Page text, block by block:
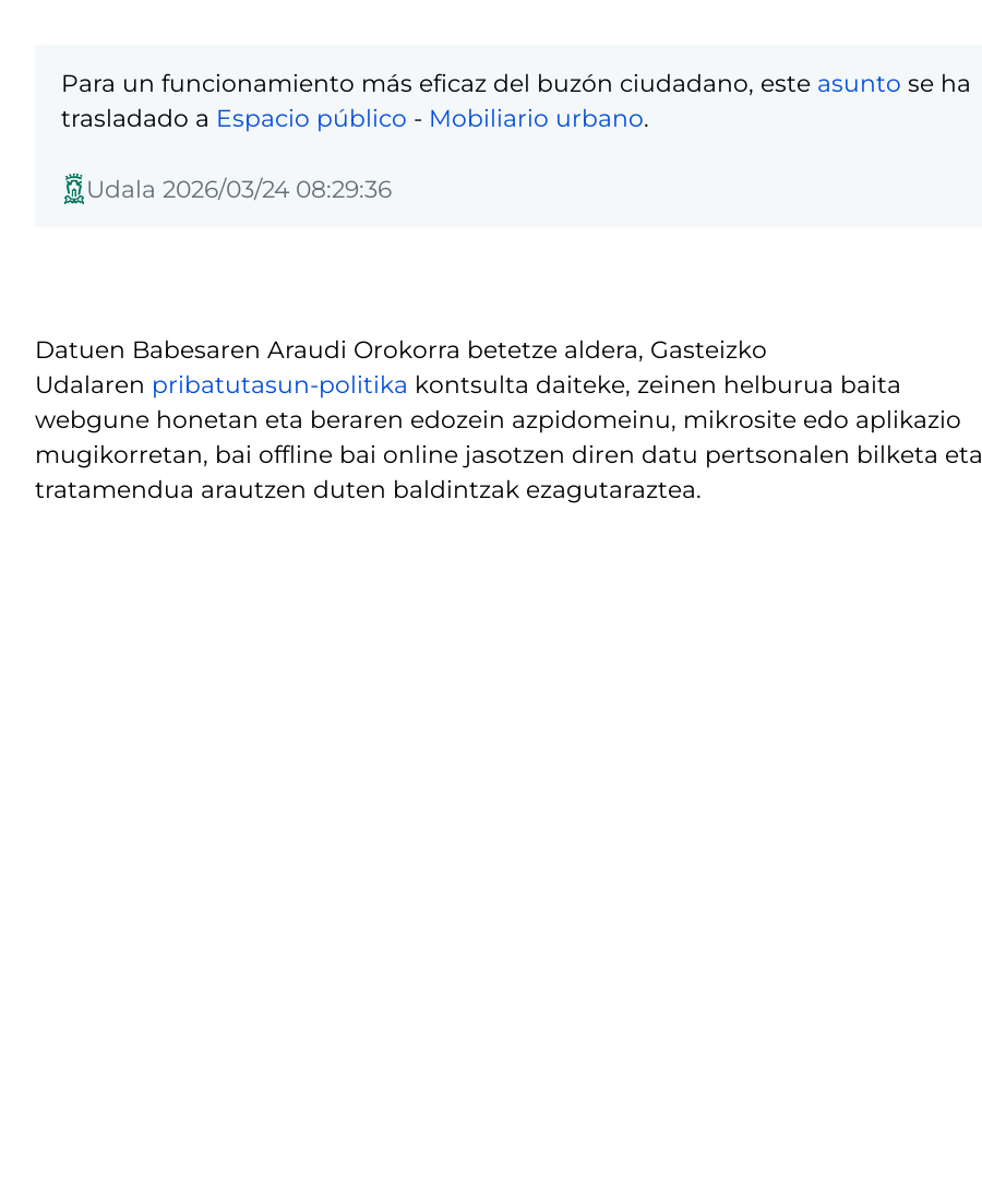
Para un funcionamiento más eficaz del buzón ciudadano, este asunto se ha
trasladado a Espacio público - Mobiliario urbano.
Udala 2026/03/24 08:29:36
Datuen Babesaren Araudi Orokorra betetze aldera, Gasteizko
Udalaren pribatutasun-politika kontsulta daiteke, zeinen helburua baita
webgune honetan eta beraren edozein azpidomeinu, mikrosite edo aplikazio
mugikorretan, bai offline bai online jasotzen diren datu pertsonalen bilketa eta
tratamendua arautzen duten baldintzak ezagutaraztea.